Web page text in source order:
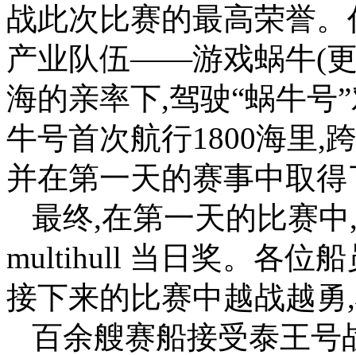
战此次比赛的最高荣誉
产业队伍——游戏蜗牛(更
海的亲率下,驾驶“蜗牛号
牛号首次航行1800海里,
并在第一天的赛事中取
最终,在第一天的比赛
multihull 当日奖。各位
接下来的比赛中越战越
百余艘赛船接受泰王号